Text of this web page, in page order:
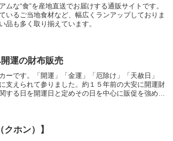
ムな“食”を産地直送でお届けする通販サイトです。
いるご当地食材など、幅広くランアップしておりま
品も多く取り揃えています。
運の財布販売
です。「開運」「金運」「厄除け」「天赦日」
支えられて参りました。約１５年前の大安に開運財
る日を開運日と定めその日を中心に販促を強めて
ホン）】